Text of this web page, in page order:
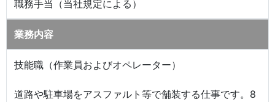
職務手当（当社規定による）
業務内容
技能職（作業員およびオペレーター）
道路や駐車場をアスファルト等で舗装する仕事です。8